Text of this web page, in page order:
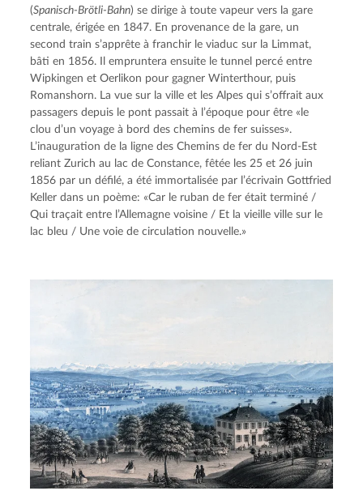
(Spanisch-Brötli-Bahn) se dirige à toute vapeur vers la gare
centrale, érigée en 1847. En provenance de la gare, un
second train s’apprête à franchir le viaduc sur la Limmat,
bâti en 1856. Il empruntera ensuite le tunnel percé entre
Wipkingen et Oerlikon pour gagner Winterthour, puis
Romanshorn. La vue sur la ville et les Alpes qui s’offrait aux
passagers depuis le pont passait à l’époque pour être «le
clou d’un voyage à bord des chemins de fer suisses».
L’inauguration de la ligne des Chemins de fer du Nord-Est
reliant Zurich au lac de Constance, fêtée les 25 et 26 juin
1856 par un défilé, a été immortalisée par l’écrivain Gottfried
Keller dans un poème: «Car le ruban de fer était terminé /
Qui traçait entre l’Allemagne voisine / Et la vieille ville sur le
lac bleu / Une voie de circulation nouvelle.»